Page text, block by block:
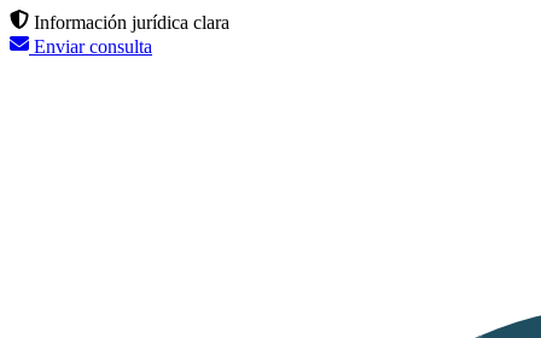
Información jurídica clara
Enviar consulta